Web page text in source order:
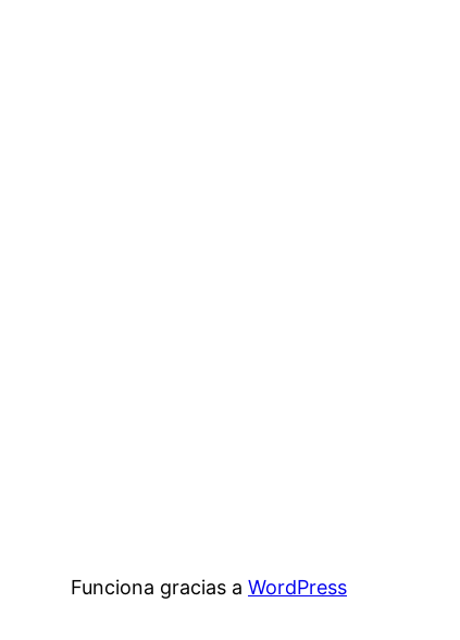
Funciona gracias a WordPress